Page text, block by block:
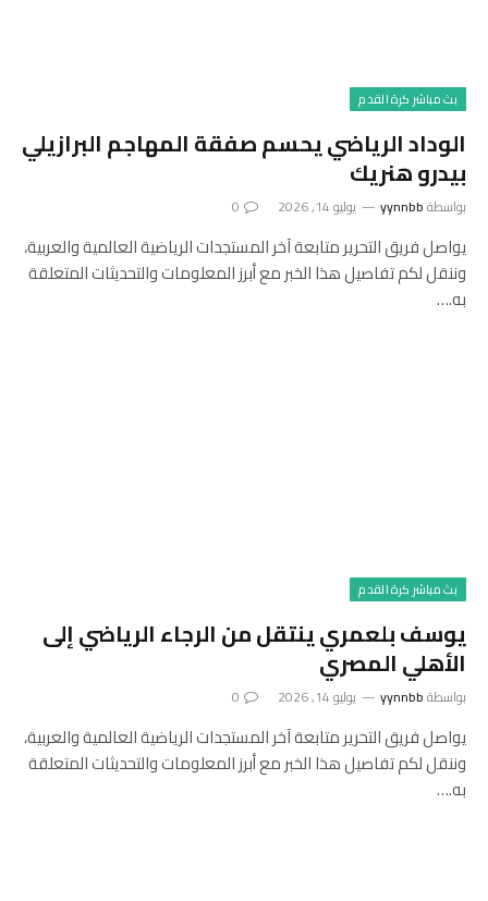
بث مباشر كرة القدم
الوداد الرياضي يحسم صفقة المهاجم البرازيلي
بيدرو هنريك
بواسطةyynnbb يوليو 14, 2026 0
يواصل فريق التحرير متابعة آخر المستجدات الرياضية العالمية والعربية،
وننقل لكم تفاصيل هذا الخبر مع أبرز المعلومات والتحديثات المتعلقة
به.…
بث مباشر كرة القدم
يوسف بلعمري ينتقل من الرجاء الرياضي إلى
الأهلي المصري
بواسطةyynnbb يوليو 14, 2026 0
يواصل فريق التحرير متابعة آخر المستجدات الرياضية العالمية والعربية،
وننقل لكم تفاصيل هذا الخبر مع أبرز المعلومات والتحديثات المتعلقة
به.…